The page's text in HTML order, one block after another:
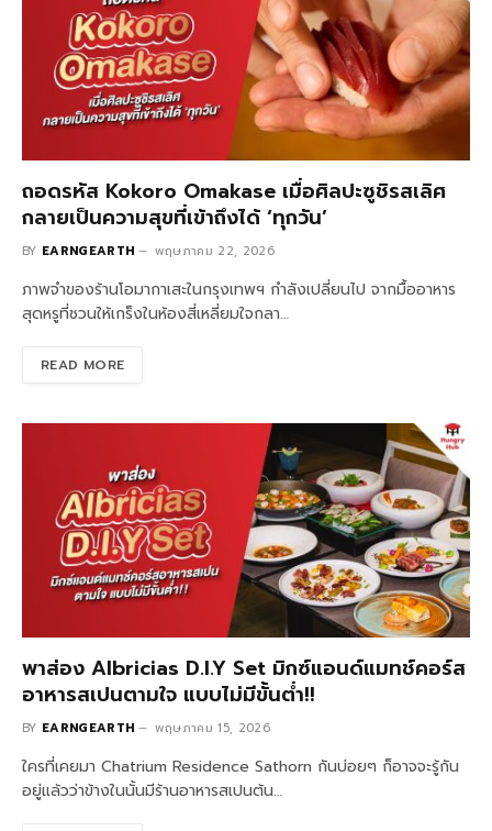
ถอดรหัส Kokoro Omakase เมื่อศิลปะซูชิรสเลิศ
กลายเป็นความสุขที่เข้าถึงได้ ‘ทุกวัน’
BY EARNGEARTH พฤษภาคม 22, 2026
ภาพจำของร้านโอมากาเสะในกรุงเทพฯ กำลังเปลี่ยนไป จากมื้ออาหาร
สุดหรูที่ชวนให้เกร็งในห้องสี่เหลี่ยมใจกลา…
READ MORE
พาส่อง Albricias D.I.Y Set มิกซ์แอนด์แมทช์คอร์ส
อาหารสเปนตามใจ แบบไม่มีขั้นต่ำ!!
BY EARNGEARTH พฤษภาคม 15, 2026
ใครที่เคยมา Chatrium Residence Sathorn กันบ่อยๆ ก็อาจจะรู้กัน
อยู่แล้วว่าข้างในนั้นมีร้านอาหารสเปนต้น…